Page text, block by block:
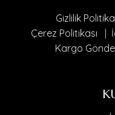
Gizlilik
Çerez Politikası
Kargo